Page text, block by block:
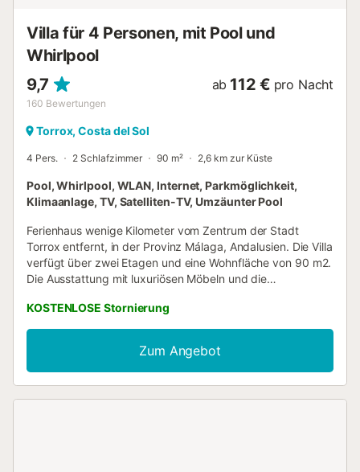
Villa für 4 Personen, mit Pool und
Whirlpool
9,7
160 Bewertungen
ab 112 € pro Nacht
Torrox, Costa del Sol
4 Pers. 2 Schlafzimmer 90 m² 2,6 km zur Küste
Pool, Whirlpool, WLAN, Internet, Parkmöglichkeit,
Klimaanlage, TV, Satelliten-TV, Umzäunter Pool
Ferienhaus wenige Kilometer vom Zentrum der Stadt
Torrox entfernt, in der Provinz Málaga, Andalusien. Die Villa
verfügt über zwei Etagen und eine Wohnfläche von 90 m2.
Die Ausstattung mit luxuriösen Möbeln und die
einladende Atmosphäre. Das Haus verfügt über zwei
Schlafzimmer, die mit großen Kleiderschränken
ausgestattet sind. Ein Schlafzimmer hat ein Doppelbett
von 180x200 und das andere hat ein Doppelbett von
150x190. Von den beiden Badezimmern verfügt eines über
KOSTENLOSE Stornierung
Zum Angebot